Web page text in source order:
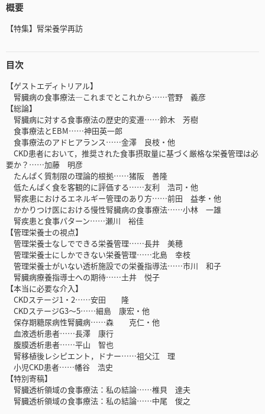
概要
【特集】腎栄養学再訪
目次
【ゲストエディトリアル】
腎臓病の食事療法―これまでとこれから……菅野 義彦
【総論】
腎臓病に対する食事療法の歴史的変遷……鈴木 芳樹
食事療法とEBM……神田英一郎
食事療法のアドヒアランス……金澤 良枝・他
CKD患者において，推奨された食事摂取量に基づく厳格な栄養管理は必
要か？……加藤 明彦
たんぱく質制限の理論的根拠……猪阪 善隆
低たんぱく食を客観的に評価する……友利 浩司・他
腎疾患におけるエネルギー管理のあり方……前田 益孝・他
かかりつけ医における慢性腎臓病の食事療法……小林 一雄
腎疾患と食事パターン……瀬川 裕佳
【管理栄養士の視点】
管理栄養士なしでできる栄養管理……長井 美穂
管理栄養士にしかできない栄養管理……北島 幸枝
管理栄養士がいない透析施設での栄養指導法……市川 和子
腎臓病療養指導士への期待……土井 悦子
【本当に必要な介入】
CKDステージ1・2……安田 隆
CKDステージG3～5……細島 康宏・他
保存期糖尿病性腎臓病……森 克仁・他
血液透析患者……長澤 康行
腹膜透析患者……平山 智也
腎移植後レシピエント，ドナー……祖父江 理
小児CKD患者……幡谷 浩史
【特別寄稿】
腎臓透析領域の食事療法：私の結論……椎貝 達夫
腎臓透析領域の食事療法：私の結論……中尾 俊之